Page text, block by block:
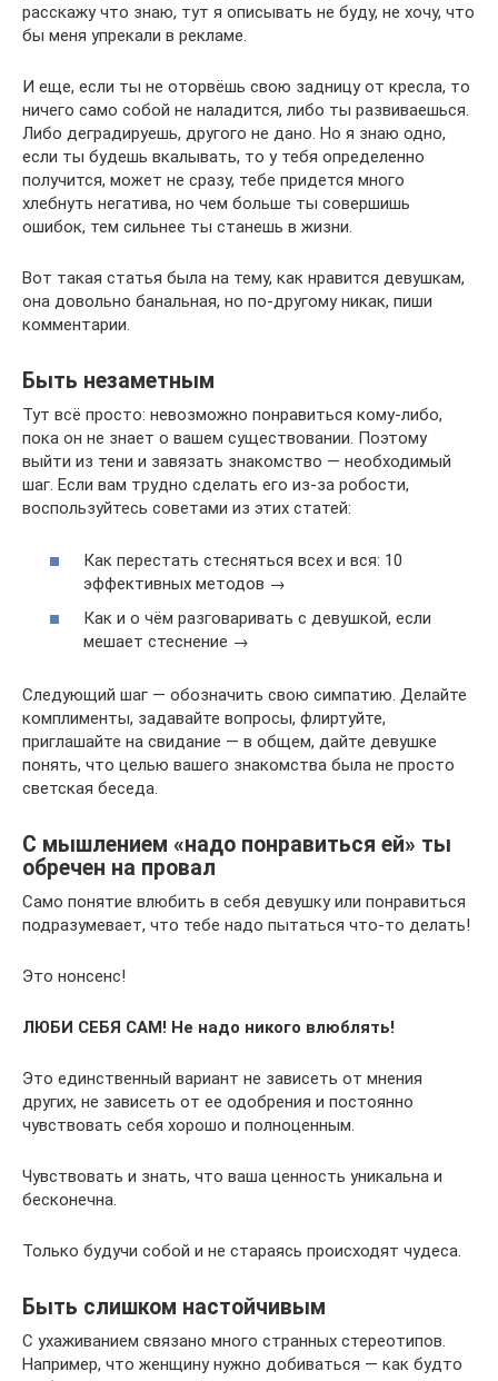
расскажу что знаю, тут я описывать не буду, не хочу, что
бы меня упрекали в рекламе.
И еще, если ты не оторвёшь свою задницу от кресла, то
ничего само собой не наладится, либо ты развиваешься.
Либо деградируешь, другого не дано. Но я знаю одно,
если ты будешь вкалывать, то у тебя определенно
получится, может не сразу, тебе придется много
хлебнуть негатива, но чем больше ты совершишь
ошибок, тем сильнее ты станешь в жизни.
Вот такая статья была на тему, как нравится девушкам,
она довольно банальная, но по-другому никак, пиши
комментарии.
Быть незаметным
Тут всё просто: невозможно понравиться кому-либо,
пока он не знает о вашем существовании. Поэтому
выйти из тени и завязать знакомство — необходимый
шаг. Если вам трудно сделать его из-за робости,
воспользуйтесь советами из этих статей:
Как перестать стесняться всех и вся: 10
эффективных методов →
Как и о чём разговаривать с девушкой, если
мешает стеснение →
Следующий шаг — обозначить свою симпатию. Делайте
комплименты, задавайте вопросы, флиртуйте,
приглашайте на свидание — в общем, дайте девушке
понять, что целью вашего знакомства была не просто
светская беседа.
С мышлением «надо понравиться ей» ты
обречен на провал
Само понятие влюбить в себя девушку или понравиться
подразумевает, что тебе надо пытаться что-то делать!
Это нонсенс!
ЛЮБИ СЕБЯ САМ! Не надо никого влюблять!
Это единственный вариант не зависеть от мнения
других, не зависеть от ее одобрения и постоянно
чувствовать себя хорошо и полноценным.
Чувствовать и знать, что ваша ценность уникальна и
бесконечна.
Только будучи собой и не стараясь происходят чудеса.
Быть слишком настойчивым
С ухаживанием связано много странных стереотипов.
Например, что женщину нужно добиваться — как будто